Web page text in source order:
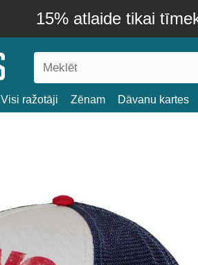
15% atlaide tikai
Visi ražotāji Zēnam Dāvanu kartes